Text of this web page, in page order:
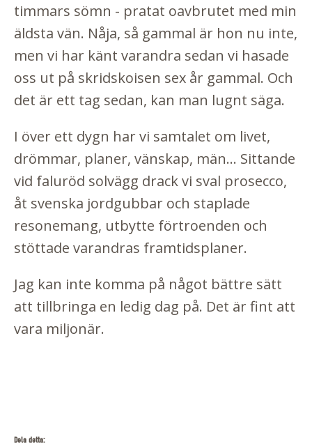
timmars sömn - pratat oavbrutet med min
äldsta vän. Nåja, så gammal är hon nu inte,
men vi har känt varandra sedan vi hasade
oss ut på skridskoisen sex år gammal. Och
det är ett tag sedan, kan man lugnt säga.
I över ett dygn har vi samtalet om livet,
drömmar, planer, vänskap, män... Sittande
vid faluröd solvägg drack vi sval prosecco,
åt svenska jordgubbar och staplade
resonemang, utbytte förtroenden och
stöttade varandras framtidsplaner.
Jag kan inte komma på något bättre sätt
att tillbringa en ledig dag på. Det är fint att
vara miljonär.
Dela detta: